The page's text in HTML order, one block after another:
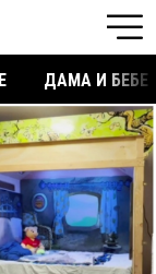
ДАМА И БЕБЕ